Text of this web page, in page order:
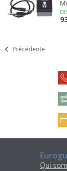
Précédente
Qui